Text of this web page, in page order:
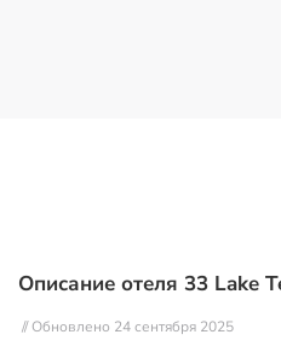
Описание отеля 33 Lake
// Обновлено 24 сентября 2025